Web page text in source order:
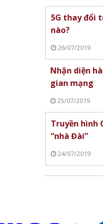
5G thay đổi
nào?
26/07/2019
Nhận diện
gian mạng
25/07/2019
Truyền hình
“nhà Đài”
24/07/2019